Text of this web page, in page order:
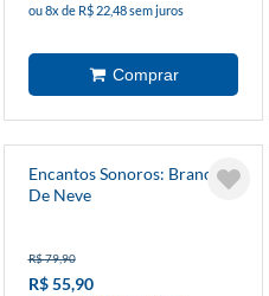
ou 8x de R$ 22,48 sem juros
Encantos Sonoros: Branca
De Neve
R$ 79,90
R$ 55,90